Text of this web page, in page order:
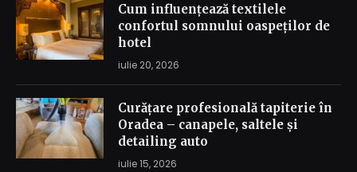
Cum influențează textilele
confortul somnului oaspeților de
hotel
iulie 20, 2026
Curățare profesională tapiterie în
Oradea – canapele, saltele și
detailing auto
iulie 15, 2026